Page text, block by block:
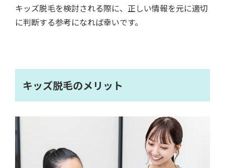
キッズ脱毛を検討される際に、正しい情報を元に適切
に判断する参考になれば幸いです。
キッズ脱毛のメリット